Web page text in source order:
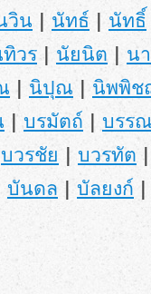
วิน | นัทธ์ | นัทธิ์
วร| นัยนิต | น
| นิปุณ| นิพพิ
| บรมัตถ์ | บรร
บวรชัย | บวรทัต |
บันดล | บัลยงก์ |